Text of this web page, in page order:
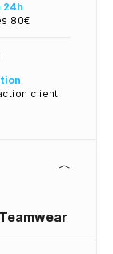
24h
80€
client
Teamwear